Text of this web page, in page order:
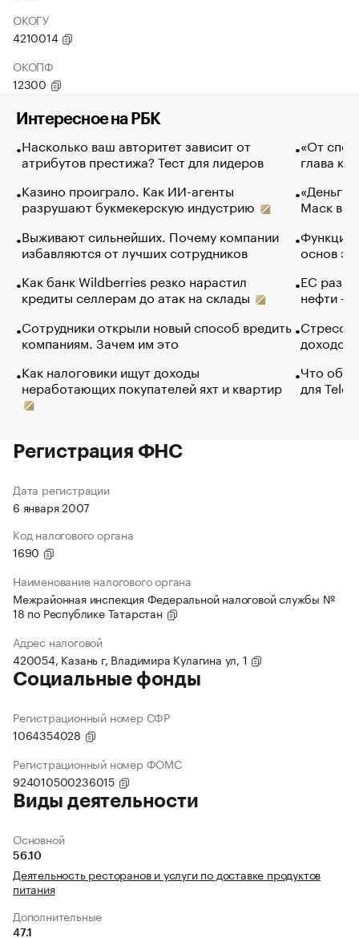
ОКОГУ
4210014
ОКОПФ
12300
Интересное на РБК
Насколько ваш авторитет зависит от
атрибутов престижа? Тест для лидеров
Казино проиграло. Как ИИ-агенты
разрушают букмекерскую индустрию
Выживают сильнейших. Почему компании
избавляются от лучших сотрудников
Как банк Wildberries резко нарастил
кредиты селлерам до атак на склады
Сотрудники открыли новый способ вредить
компаниям. Зачем им это
Как налоговики ищут доходы
неработающих покупателей яхт и квартир
«От
глава
«Деньги
Маск в
Функции
основ
ЕС
нефти —
Стресс
доходов
Что
для
Регистрация ФНС
Дата регистрации
6 января 2007
Код налогового органа
1690
Наименование налогового органа
Межрайонная инспекция Федеральной налоговой службы №
18 по Республике Татарстан
Адрес налоговой
420054, Казань г, Владимира Кулагина ул, 1
Социальные фонды
Регистрационный номер СФР
1064354028
Регистрационный номер ФОМС
924010500236015
Виды деятельности
Основной
56.10
Деятельность ресторанов и услуги по доставке продуктов
питания
Дополнительные
47.1